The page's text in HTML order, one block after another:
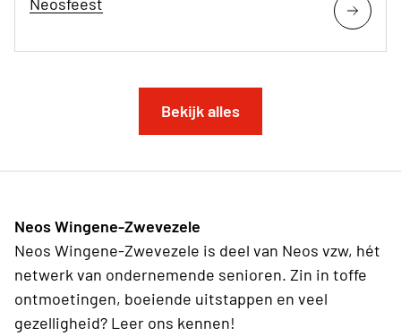
Bekijk alles
Neos Wingene-Zwevezele
Neos Wingene-Zwevezele is deel van Neos vzw, hét
netwerk van ondernemende senioren. Zin in toffe
ontmoetingen, boeiende uitstappen en veel
gezelligheid? Leer ons kennen!